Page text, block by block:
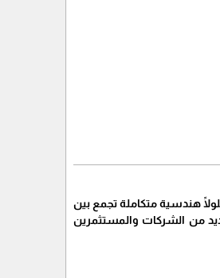
هندسية متكاملة تجمع بين
من الشركات والمستثمرين